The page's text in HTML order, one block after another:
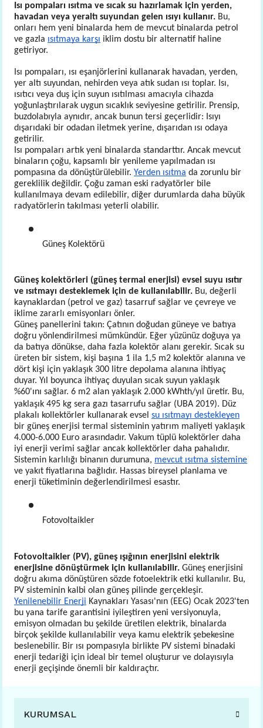
Isı pompaları ısıtma ve sıcak su hazırlamak için yerden,
havadan veya yeraltı suyundan gelen ısıyı kullanır. Bu,
onları hem yeni binalarda hem de mevcut binalarda petrol
ve gazla ısıtmaya karşı iklim dostu bir alternatif haline
getiriyor.
Isı pompaları, ısı eşanjörlerini kullanarak havadan, yerden,
yer altı suyundan, nehirden veya atık sudan ısı toplar. Isı,
ısıtıcı veya duş için suyun ısıtılması amacıyla cihazda
yoğunlaştırılarak uygun sıcaklık seviyesine getirilir. Prensip,
buzdolabıyla aynıdır, ancak bunun tersi geçerlidir: Isıyı
dışarıdaki bir odadan iletmek yerine, dışarıdan ısı odaya
getirilir.
Isı pompaları artık yeni binalarda standarttır. Ancak mevcut
binaların çoğu, kapsamlı bir yenileme yapılmadan ısı
pompasına da dönüştürülebilir. Yerden ısıtma da zorunlu bir
gereklilik değildir. Çoğu zaman eski radyatörler bile
kullanılmaya devam edilebilir, diğer durumlarda daha büyük
radyatörlerin takılması yeterli olabilir.
Güneş Kolektörü
Güneş kolektörleri (güneş termal enerjisi) evsel suyu ısıtır
ve ısıtmayı desteklemek için de kullanılabilir. Bu, değerli
kaynaklardan (petrol ve gaz) tasarruf sağlar ve çevreye ve
iklime zararlı emisyonları önler.
Güneş panellerini takın: Çatının doğudan güneye ve batıya
doğru yönlendirilmesi mümkündür. Eğer yüzünüz doğuya ya
da batıya dönükse, daha fazla kolektör alanı gerekir. Sıcak su
üreten bir sistem, kişi başına 1 ila 1,5 m2 kolektör alanına ve
dört kişi için yaklaşık 300 litre depolama alanına ihtiyaç
duyar. Yıl boyunca ihtiyaç duyulan sıcak suyun yaklaşık
%60'ını sağlar. 6 m2 alan yaklaşık 2.000 kWhth/yıl üretir. Bu,
yaklaşık 495 kg sera gazı tasarrufu sağlar (UBA 2019). Düz
plakalı kollektörler kullanarak evsel su ısıtmayı destekleyen
bir güneş enerjisi termal sisteminin yatırım maliyeti yaklaşık
4.000-6.000 Euro arasındadır. Vakum tüplü kolektörler daha
iyi enerji verimi sağlar ancak kollektörler daha pahalıdır.
Sistemin karlılığı binanın durumuna, mevcut ısıtma sistemine
ve yakıt fiyatlarına bağlıdır. Hassas bireysel planlama ve
enerji tüketiminin değerlendirilmesi esastır.
Fotovoltaikler
Fotovoltaikler (PV), güneş ışığının enerjisini elektrik
enerjisine dönüştürmek için kullanılabilir. Güneş enerjisini
doğru akıma dönüştüren sözde fotoelektrik etki kullanılır. Bu,
PV sisteminin kalbi olan güneş pilinde gerçekleşir.
Yenilenebilir Enerji Kaynakları Yasası'nın (EEG) Ocak 2023'ten
bu yana tarife garantisini iyileştiren yeni versiyonuyla,
emisyon olmadan bu şekilde üretilen elektrik, binalarda
birçok şekilde kullanılabilir veya kamu elektrik şebekesine
beslenebilir. Bir ısı pompasıyla birlikte PV sistemi binadaki
enerji tedariği için ideal bir temel oluşturur ve dolayısıyla
enerji geçişinde önemli bir kaldıraçtır.
KURUMSAL